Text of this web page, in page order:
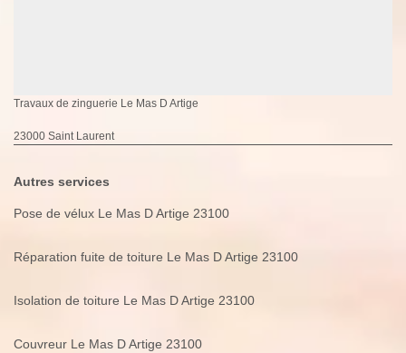
Travaux de zinguerie Le Mas D Artige
23000 Saint Laurent
Autres services
Pose de vélux Le Mas D Artige 23100
Réparation fuite de toiture Le Mas D Artige 23100
Isolation de toiture Le Mas D Artige 23100
Couvreur Le Mas D Artige 23100